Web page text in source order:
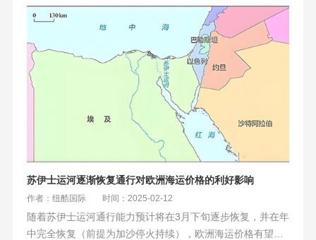
可能扩散至整个西北欧海运网络。比利时工会组织的全国罢
工虽提前预告，但其规模仍带来巨大不确定性，欧洲供应链
面临严峻挑战，货主和物流企业需做好应急准备。
苏伊士运河逐渐恢复通行对欧洲海运价格的利好影响
作者：纽酷国际 时间：2025-02-12
随着苏伊士运河通行能力预计将在3月下旬逐步恢复，并在年
中完全恢复（前提为加沙停火持续），欧洲海运价格有望迎